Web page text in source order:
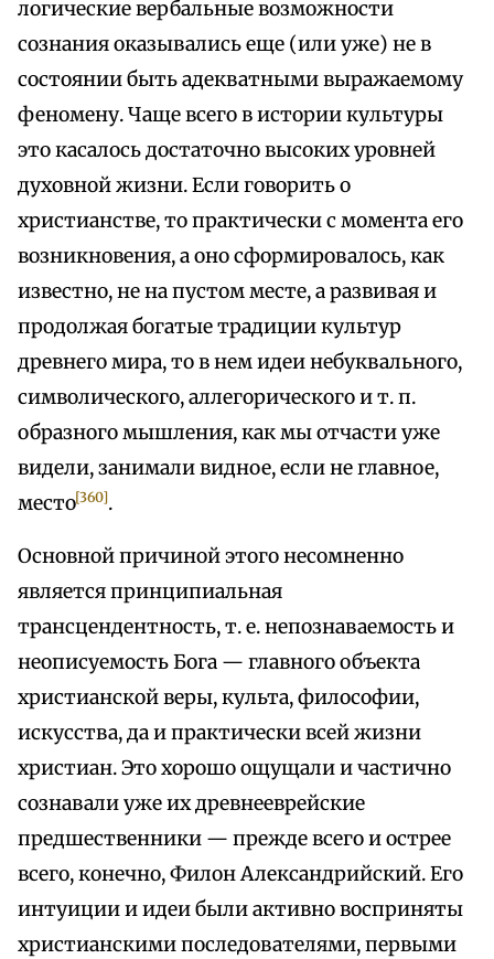
логические вербальные возможности
сознания оказывались еще (или уже) не в
состоянии быть адекватными выражаемому
феномену. Чаще всего в истории культуры
это касалось достаточно высоких уровней
духовной жизни. Если говорить о
христианстве, то практически с момента его
возникновения, а оно сформировалось, как
известно, не на пустом месте, а развивая и
продолжая богатые традиции культур
древнего мира, то в нем идеи небуквального,
символического, аллегорического и т. п.
образного мышления, как мы отчасти уже
видели, занимали видное, если не главное,
место[360].
Основной причиной этого несомненно
является принципиальная
трансцендентность, т. е. непознаваемость и
неописуемость Бога — главного объекта
христианской веры, культа, философии,
искусства, да и практически всей жизни
христиан. Это хорошо ощущали и частично
сознавали уже их древнееврейские
предшественники — прежде всего и острее
всего, конечно, Филон Александрийский. Его
интуиции и идеи были активно восприняты
христианскими последователями, первыми